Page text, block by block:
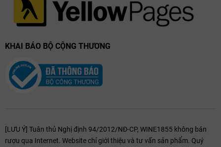
KHAI BÁO BỘ CỘNG THƯƠNG
[LƯU Ý] Tuân thủ Nghị định 94/2012/NĐ-CP, WINE1855 không bán
rượu qua Internet. Website chỉ giới thiệu và tư vấn sản phẩm. Quý